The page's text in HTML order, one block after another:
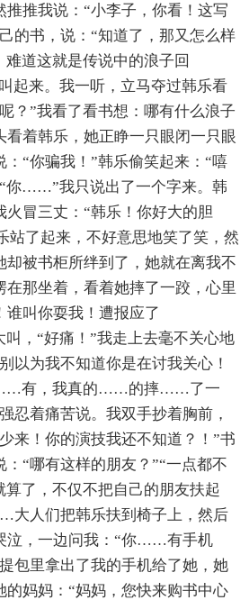
推我说：“小李子，你看！这写
的书，说：“知道了，那又怎么样
难道这就是传说中的浪子回
起来。我一听，立马夺过韩乐看
？”我看了看书想：哪有什么浪子
看着韩乐，她正睁一只眼闭一只眼
“你骗我！”韩乐偷笑起来：“嘻
你……”我只说出了一个字来。韩
火冒三丈：“韩乐！你好大的胆
站了起来，不好意思地笑了笑，然
却被书柜所绊到了，她就在离我不
在那坐着，看着她摔了一跤，心里
叫你耍我！遭报应了
叫，“好痛！”我走上去毫不关心地
以为我不知道你是在讨我关心！
有，我真的……的摔……了一
忍着痛苦说。我双手抄着胸前，
来！你的演技我还不知道？！”书
：“哪有这样的朋友？”“一点都不
算了，不仅不把自己的朋友扶起
大人们把韩乐扶到椅子上，然后
泣，一边问我：“你……有手机
包里拿出了我的手机给了她，她
的妈妈：“妈妈，您快来购书中心